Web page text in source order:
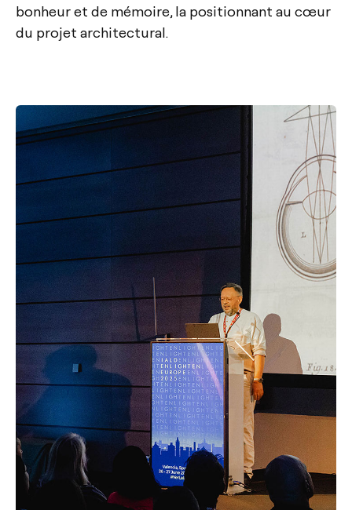
bonheur et de mémoire, la positionnant au cœur
du projet architectural.